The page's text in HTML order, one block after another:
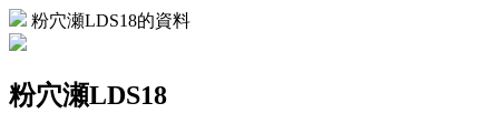
粉穴瀬LDS18的資料
粉穴瀬LDS18